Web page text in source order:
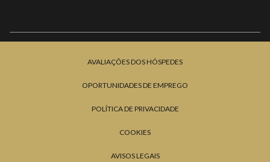
AVALIAÇÕES DOS HÓSPEDES
OPORTUNIDADES DE EMPREGO
POLÍTICA DE PRIVACIDADE
COOKIES
AVISOS LEGAIS